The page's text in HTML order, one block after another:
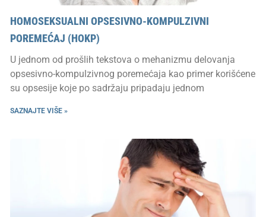
HOMOSEKSUALNI OPSESIVNO-KOMPULZIVNI
POREMEĆAJ (HOKP)
U jednom od prošlih tekstova o mehanizmu delovanja
opsesivno-kompulzivnog poremećaja kao primer korišćene
su opsesije koje po sadržaju pripadaju jednom
SAZNAJTE VIŠE »